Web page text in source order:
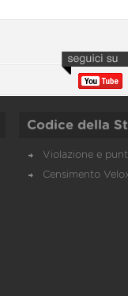
Codice della
Violazione e
Censimento